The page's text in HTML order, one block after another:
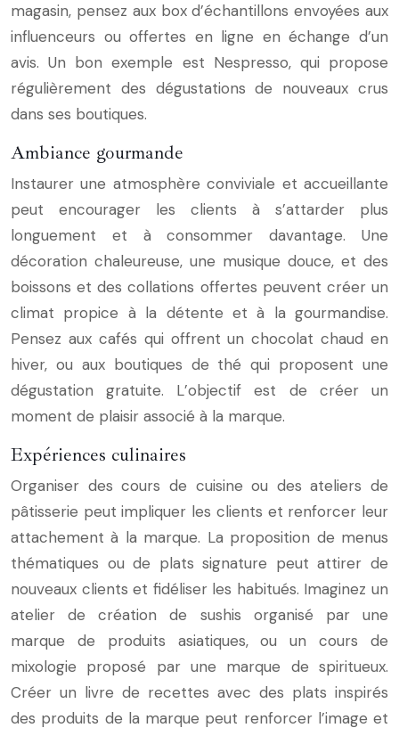
magasin, pensez aux box d’échantillons envoyées aux
influenceurs ou offertes en ligne en échange d’un
avis. Un bon exemple est Nespresso, qui propose
régulièrement des dégustations de nouveaux crus
dans ses boutiques.
Ambiance gourmande
Instaurer une atmosphère conviviale et accueillante
peut encourager les clients à s’attarder plus
longuement et à consommer davantage. Une
décoration chaleureuse, une musique douce, et des
boissons et des collations offertes peuvent créer un
climat propice à la détente et à la gourmandise.
Pensez aux cafés qui offrent un chocolat chaud en
hiver, ou aux boutiques de thé qui proposent une
dégustation gratuite. L’objectif est de créer un
moment de plaisir associé à la marque.
Expériences culinaires
Organiser des cours de cuisine ou des ateliers de
pâtisserie peut impliquer les clients et renforcer leur
attachement à la marque. La proposition de menus
thématiques ou de plats signature peut attirer de
nouveaux clients et fidéliser les habitués. Imaginez un
atelier de création de sushis organisé par une
marque de produits asiatiques, ou un cours de
mixologie proposé par une marque de spiritueux.
Créer un livre de recettes avec des plats inspirés
des produits de la marque peut renforcer l’image et